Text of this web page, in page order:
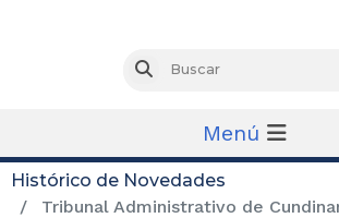
Buscar
Menú
Histórico de Novedades
Tribunal Administrativo de